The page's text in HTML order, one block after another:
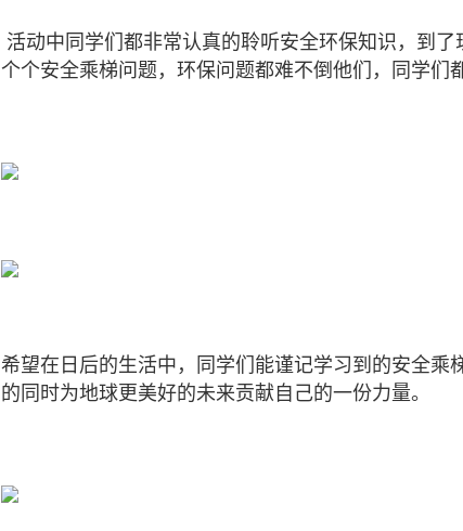
活动中同学们都非常认真的聆听安全环保知识，到
个个安全乘梯问题，环保问题都难不倒他们，同学们
希望在日后的生活中，同学们能谨记学习到的安全乘
的同时为地球更美好的未来贡献自己的一份力量。